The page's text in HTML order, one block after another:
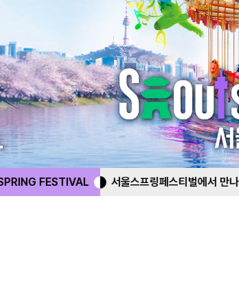
서울스프링페스티벌에서 만나요. SEOUL